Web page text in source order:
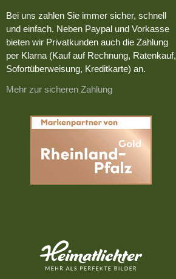
Bei uns zahlen Sie immer sicher, schnell
und einfach. Neben Paypal und Vorkasse
bieten wir Privatkunden auch die Zahlung
per Klarna (Kauf auf Rechnung, Ratenkauf,
Sofortüberweisung, Kreditkarte) an.
Mehr zur sicheren Zahlung